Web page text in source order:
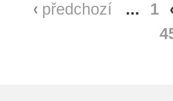
předchozí ... 1